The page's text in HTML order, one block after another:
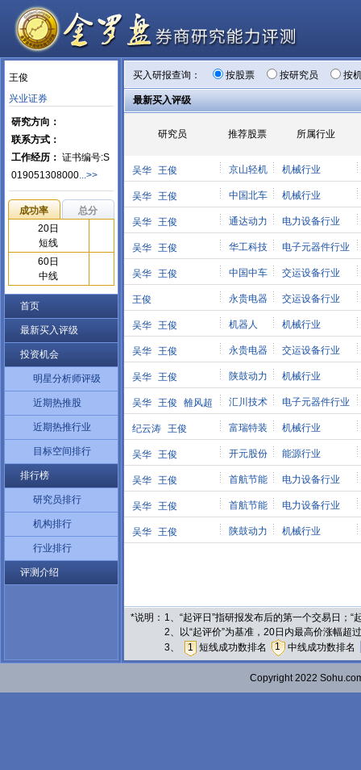
王俊
兴业证券
研究方向：
联系方式：
工作经历： 证书编号:S
019051308000...>>
成功率
总分
20日
短线
60日
中线
首页
最新买入评级
投资机会
明星分析师评级
近期热推股
近期热推行业
目标空间排行
排行榜
研究员排行
机构排行
行业排行
评测介绍
买入研报查询： 按股票 按研究员 按
最新买入评级
研究员 推荐股票 所属行业
吴华 王俊 京山轻机 机械行业
吴华 王俊 中国北车 机械行业
吴华 王俊 通达动力 电力设备行业
吴华 王俊 华工科技 电子元器件行业
吴华 王俊 中国中车 交运设备行业
王俊 永贵电器 交运设备行业
吴华 王俊 机器人 机械行业
吴华 王俊 永贵电器 交运设备行业
吴华 王俊 陕鼓动力 机械行业
吴华 王俊 雒风超 汇川技术 电子元器件行业
纪云涛 王俊 富瑞特装 机械行业
吴华 王俊 开元股份 能源行业
吴华 王俊 首航节能 电力设备行业
吴华 王俊 首航节能 电力设备行业
吴华 王俊 陕鼓动力 机械行业
*说明： 1、“起评日”指研报发布后的第一个交易日；
2、以“起评价”为基准，20日内最高价涨幅
3、
1 短线成功数排名 1 中线成功数排名
Copyright 2022